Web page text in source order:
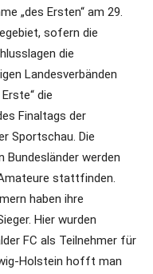
„des Ersten“ am 29.
sofern die
die
Landesverbänden
die
Finaltags der
Sportschau. Die
Bundesländer werden
stattfinden.
haben ihre
Hier wurden
FC als Teilnehmer für
Holstein hofft man